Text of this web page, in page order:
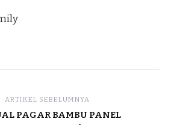
ARTIKEL SEBELUMNYA
PAGAR BAMBU PANEL